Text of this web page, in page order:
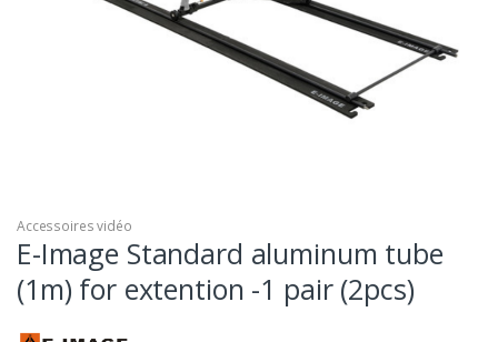
Accessoires vidéo
E-Image Standard aluminum tube
(1m) for extention -1 pair (2pcs)